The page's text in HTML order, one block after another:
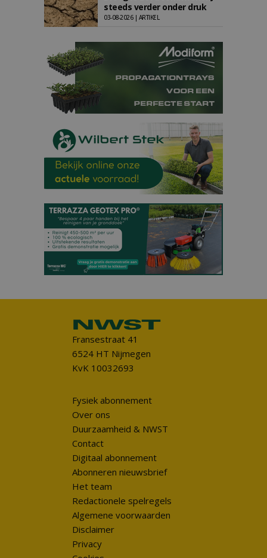
steeds verder onder druk
03-08-2026 | ARTIKEL
Fransestraat 41
6524 HT Nijmegen
KvK 10032693
Fysiek abonnement
Over ons
Duurzaamheid & NWST
Contact
Digitaal abonnement
Abonneren nieuwsbrief
Het team
Redactionele spelregels
Algemene voorwaarden
Disclaimer
Privacy